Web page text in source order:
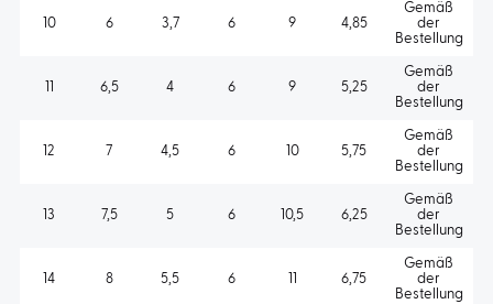
10 6 3,7 6 9 4,85
Gemäß
der
Bestellung
6,5 4 6 9 5,25
Gemäß
der
Bestellung
12 7 4,5 6 10 5,75
Gemäß
der
Bestellung
13 7,5 5 6 10,5 6,25
Gemäß
der
Bestellung
14 8 5,5 6 6,75
Gemäß
der
Bestellung